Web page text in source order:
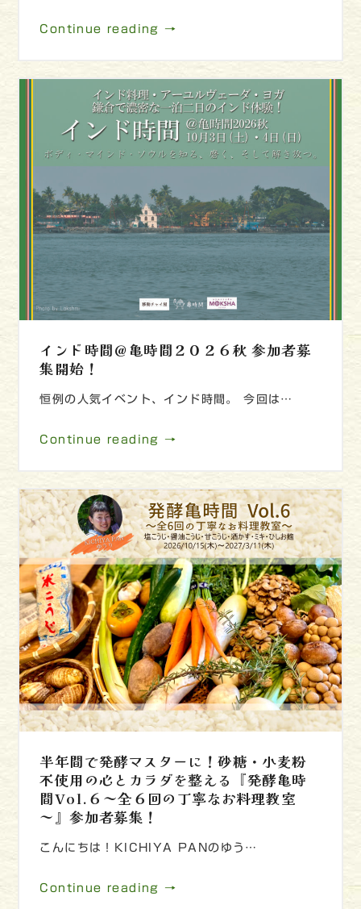
Continue reading →
インド時間＠亀時間２０２６秋 参加者募
集開始！
恒例の人気イベント、インド時間。 今回は…
Continue reading →
半年間で発酵マスターに！砂糖・小麦粉
不使用の心とカラダを整える『発酵亀時
間Vol.６～全６回の丁寧なお料理教室
～』参加者募集！
こんにちは！KICHIYA PANのゆう…
Continue reading →